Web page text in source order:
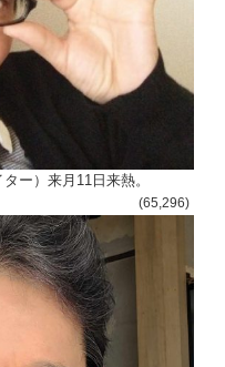
ー）来月11日来熱。
(65,296)